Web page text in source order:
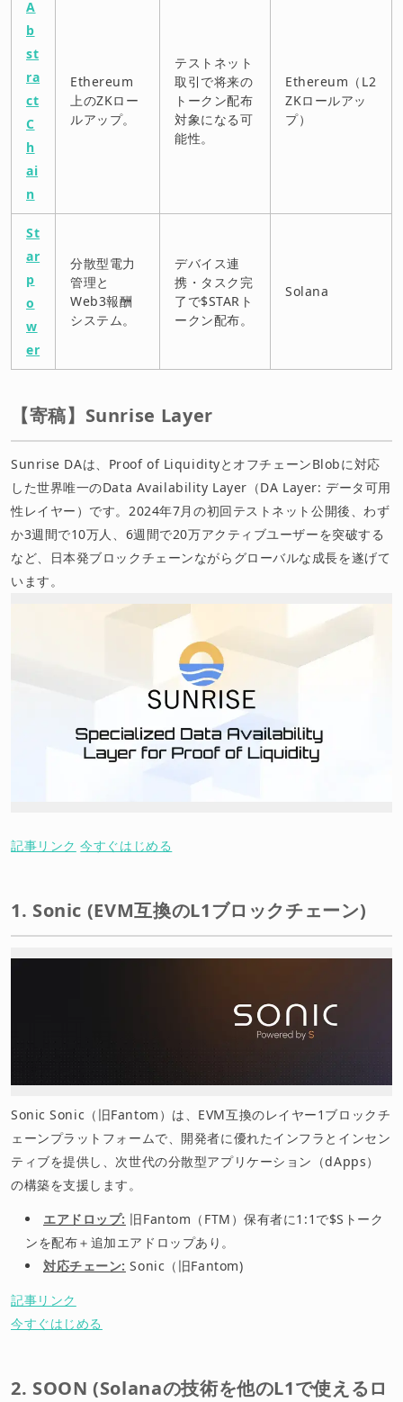
A
b
st
ra
ct
C
h
ai
n
Ethereum
上のZKロー
ルアップ。
テストネット
取引で将来の
トークン配布
対象になる可
能性。
Ethereum（L2
ZKロールアッ
プ）
St
ar
p
o
w
er
分散型電力
管理と
Web3報酬
システム。
デバイス連
携・タスク完
了で$STARト
ークン配布。
Solana
【寄稿】Sunrise Layer
Sunrise DAは、Proof of LiquidityとオフチェーンBlobに対応
した世界唯一のData Availability Layer（DA Layer: データ可用
性レイヤー）です。2024年7月の初回テストネット公開後、わず
か3週間で10万人、6週間で20万アクティブユーザーを突破する
など、日本発ブロックチェーンながらグローバルな成長を遂げて
います。
記事リンク 今すぐはじめる
1. Sonic (EVM互換のL1ブロックチェーン)
Sonic Sonic（旧Fantom）は、EVM互換のレイヤー1ブロックチ
ェーンプラットフォームで、開発者に優れたインフラとインセン
ティブを提供し、次世代の分散型アプリケーション（dApps）
の構築を支援します。
エアドロップ: 旧Fantom（FTM）保有者に1:1で$Sトーク
ンを配布＋追加エアドロップあり。
対応チェーン: Sonic（旧Fantom)
記事リンク
今すぐはじめる
2. SOON (Solanaの技術を他のL1で使えるロ